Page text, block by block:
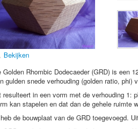
Bekijken
Golden Rhombic Dodecaeder (GRD) is een
gulden snede verhouding (golden ratio, phi)
resulteert in een vorm met de verhouding 1:
kan stapelen en dat dan de gehele ruimte
de bouwplaat van de GRD toegevoegd.